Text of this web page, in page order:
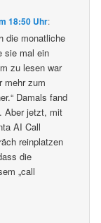
18:50 Uhr:
die monatliche
sie mal ein
zu lesen war
mehr zum
Damals fand
Aber jetzt, mit
AI Call
reinplatzen
die
„call